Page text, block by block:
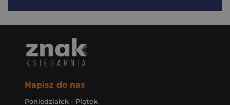
Napisz do nas
Poniedziałek - Piątek